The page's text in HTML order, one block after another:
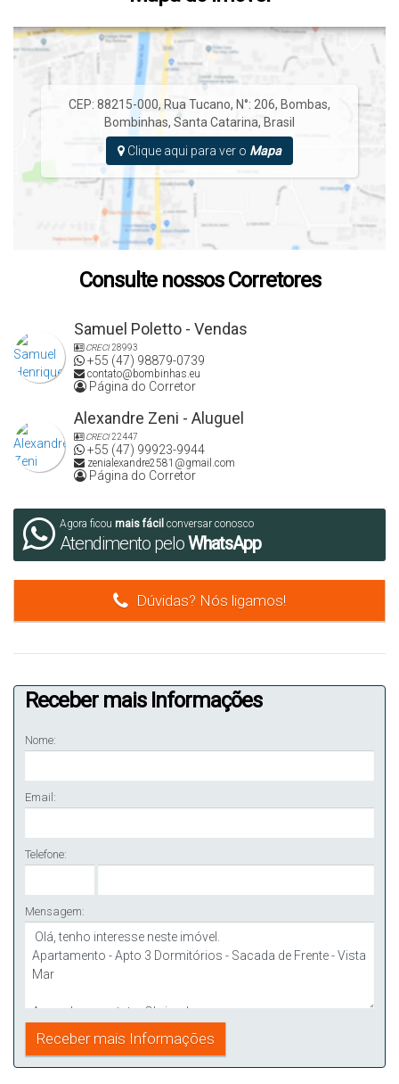
CEP: 88215-000, Rua Tucano, N°: 206, Bombas,
Bombinhas, Santa Catarina, Brasil
Clique aqui para ver o Mapa
Consulte nossos Corretores
Samuel Poletto - Vendas
CRECI28993
+55 (47) 98879-0739
contato@bombinhas.eu
Página do Corretor
Alexandre Zeni - Aluguel
CRECI22447
+55 (47) 99923-9944
zenialexandre2581@gmail.com
Página do Corretor
Agora ficou mais fácil conversar conosco
Atendimento peloWhatsApp
Dúvidas? Nós ligamos!
Receber mais Informações
Nome:
Email:
Telefone:
Mensagem: